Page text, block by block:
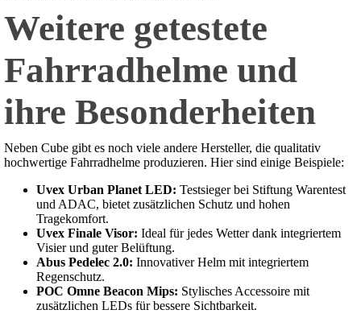
Weitere getestete
Fahrradhelme und
ihre Besonderheiten
Neben Cube gibt es noch viele andere Hersteller, die qualitativ
hochwertige Fahrradhelme produzieren. Hier sind einige Beispiele:
Uvex Urban Planet LED: Testsieger bei Stiftung Warentest
und ADAC, bietet zusätzlichen Schutz und hohen
Tragekomfort.
Uvex Finale Visor: Ideal für jedes Wetter dank integriertem
Visier und guter Belüftung.
Abus Pedelec 2.0: Innovativer Helm mit integriertem
Regenschutz.
POC Omne Beacon Mips: Stylisches Accessoire mit
zusätzlichen LEDs für bessere Sichtbarkeit.